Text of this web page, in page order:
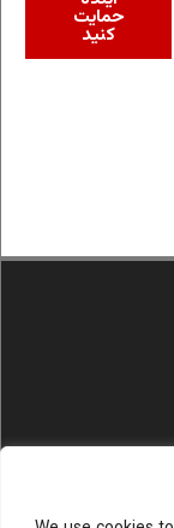
حمایت
کنید